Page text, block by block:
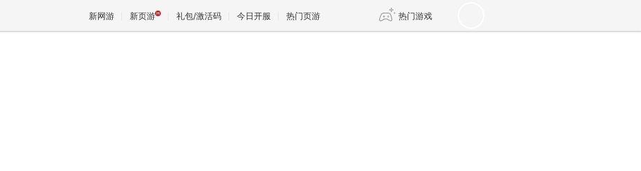
新网游 新页游 礼包/激活码 今日开服 热门页游 热门游戏